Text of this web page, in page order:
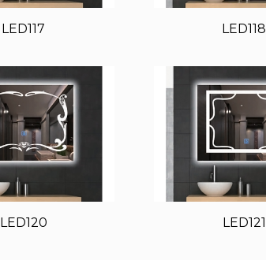
LED117 LED118
LED120 LED121